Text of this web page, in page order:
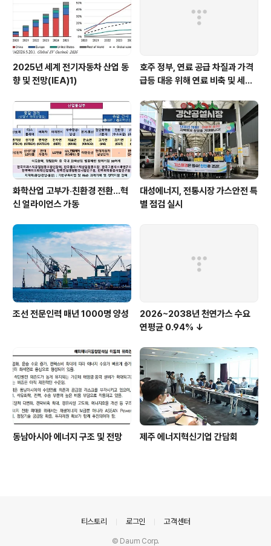
란과 오만이 협력해 호르무즈 해협 통항 문제를 처리..
2025년 세계 전기자동차 산업 동
향 및 전망(IEA)1)
호주 정부, 연료 공급 차질과 가격
급등 대응 위해 연료 비축 및 세제
화학산업 고부가‧친환경 전환…혁
신 얼라이언스 가동
대성에너지, 전통시장 가스안전 특
별 점검 실시
조선 전문인력 매년 1000명 양성
2026~2038년 천연가스 수요
연평균 0.94% ↓
동남아시아 에너지 구조 및 전망 제주 에너지혁신기업 간담회
티스토리 로그인 고객센터
© Daum Corp.